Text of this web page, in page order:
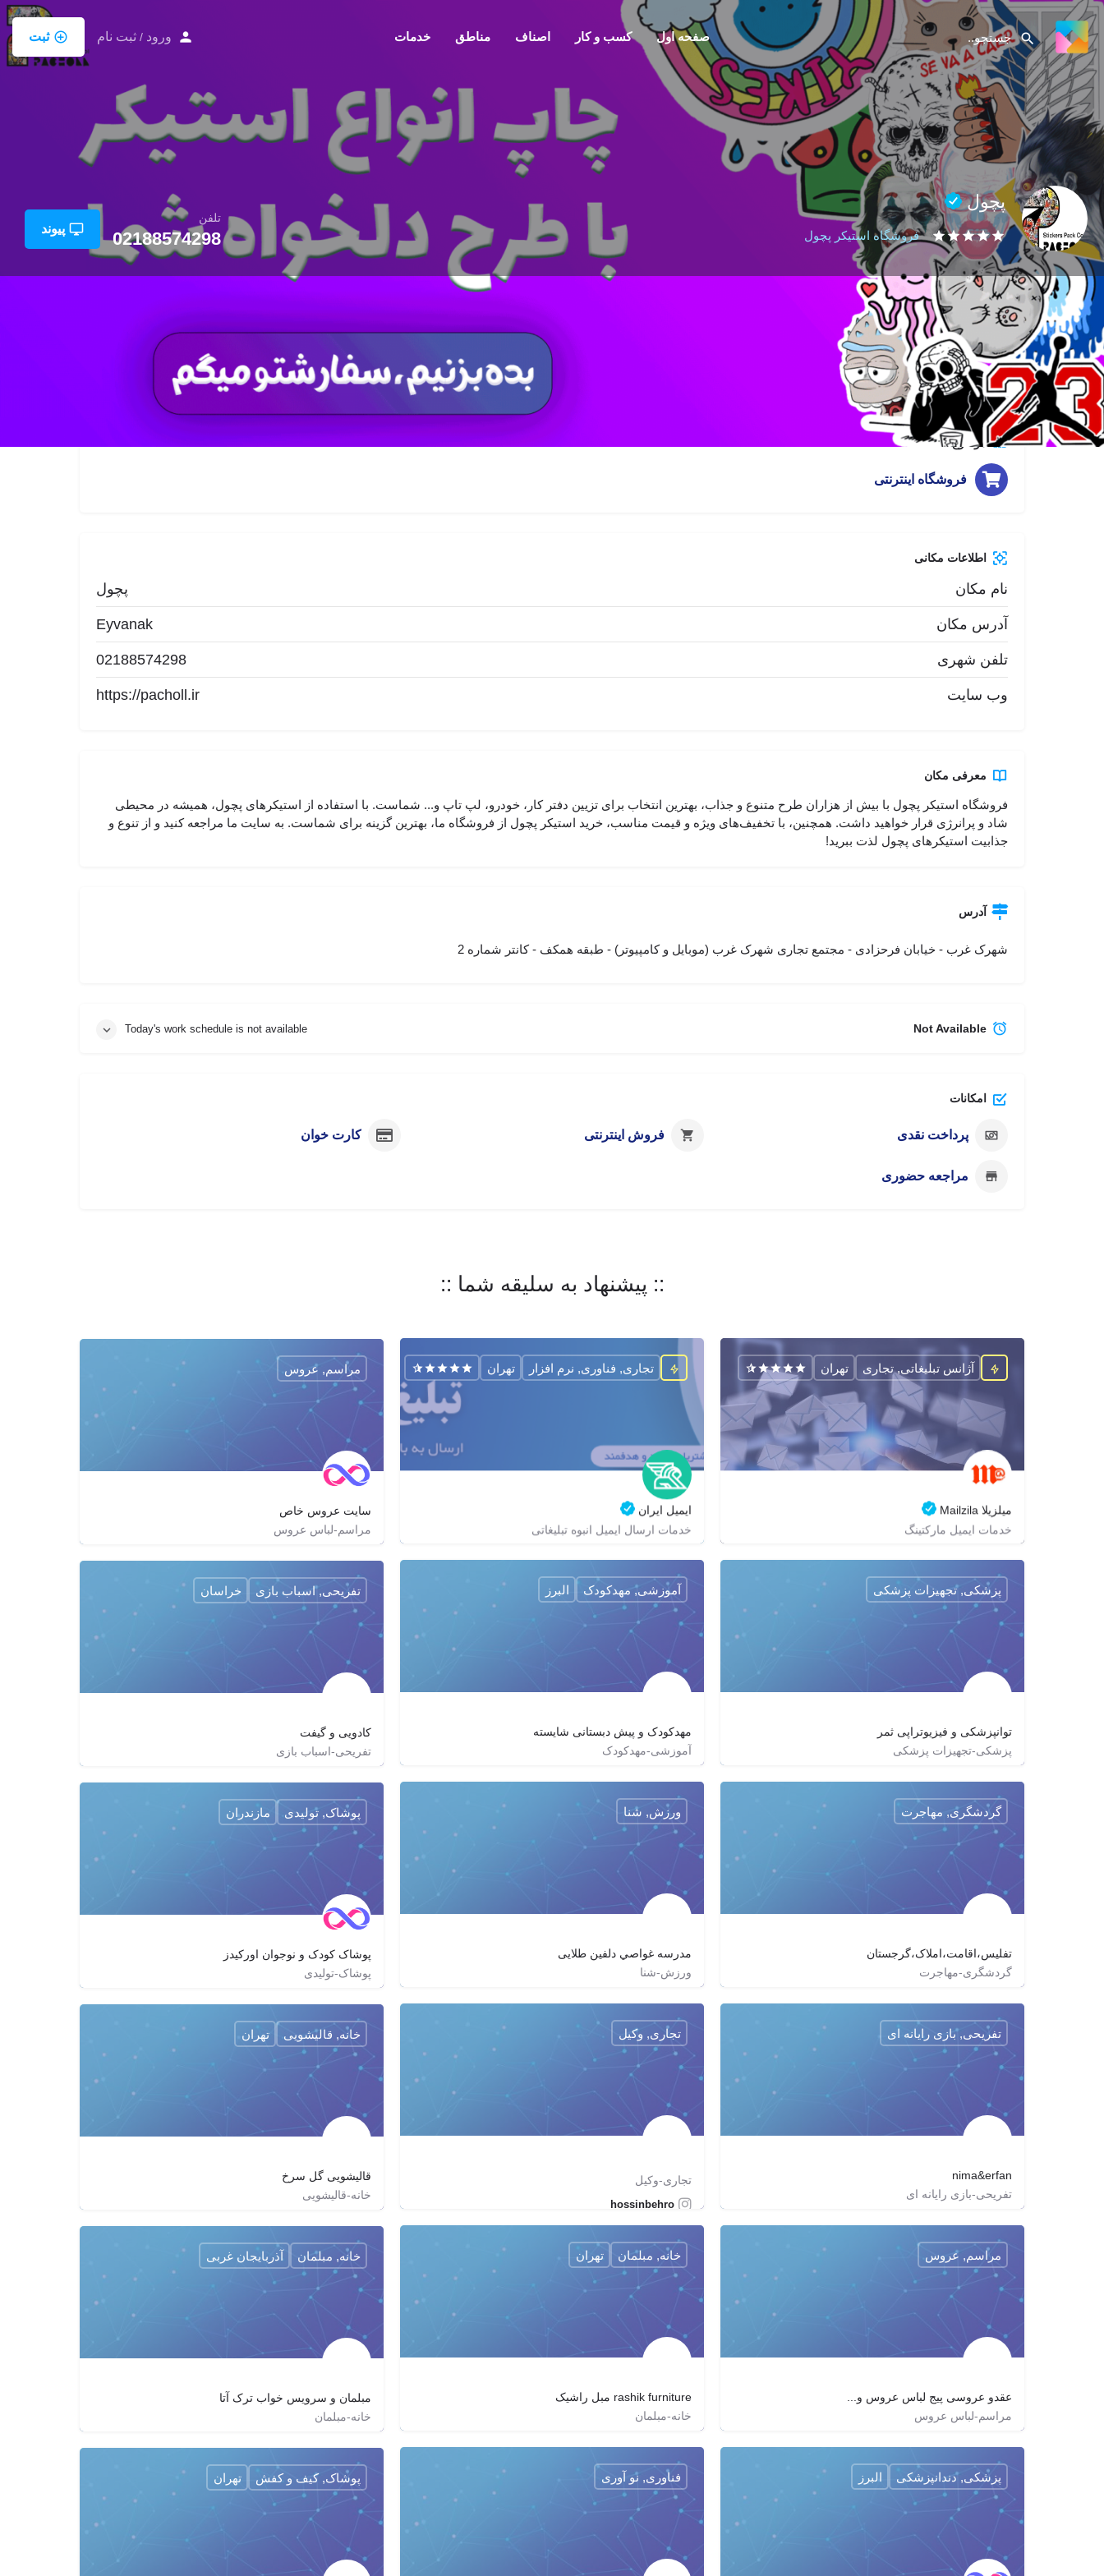
صفحه اول کسب و کار اصناف مناطق خدمات ورود / ثبت نام ثبت
پچول
فروشگاه استیکر پچول
تلفن
02188574298 پیوند
وب سایت امتیازات ذخیره اشتراک گزارش
موضوع
فروشگاه اینترنتی
اطلاعات مکانی
نام مکان پچول
آدرس مکان Eyvanak
تلفن شهری 02188574298
وب سایت https://pacholl.ir
معرفی مکان
فروشگاه استیکر پچول با بیش از هزاران طرح متنوع و جذاب، بهترین انتخاب برای تزیین دفتر کار، خودرو، لپ تاپ و... شماست. با استفاده از استیکرهای پچول، همیشه در محیطی
شاد و پرانرژی قرار خواهید داشت. همچنین، با تخفیف‌های ویژه و قیمت مناسب، خرید استیکر پچول از فروشگاه ما، بهترین گزینه برای شماست. به سایت ما مراجعه کنید و از تنوع و
جذابیت استیکرهای پچول لذت ببرید!
آدرس
شهرک غرب - خیابان فرحزادی - مجتمع تجاری شهرک غرب (موبایل و کامپیوتر) - طبقه همکف - کانتر شماره 2
Not Available
Today's work schedule is not available
امکانات
پرداخت نقدی فروش اینترنتی کارت خوان
مراجعه حضوری
:: پیشنهاد به سلیقه شما ::
میلزیلا Mailzila
خدمات ایمیل مارکتینگ
https://mailzila.com
آژانس تبلیغاتی, تجاری تهران
ایمیل ایران
خدمات ارسال ایمیل انبوه تبلیغاتی
https://email-iran.com/
تجاری, فناوری, نرم افزار تهران
سایت عروس خاص
مراسم-لباس عروس
مراسم, عروس
توانپزشکی و فیزیوتراپی ثمر
پزشکی-تجهیزات پزشکی
پزشکی, تجهیزات پزشکی
مهدکودک و پیش دبستانی شایسته
آموزشی-مهدکودک
آموزشی, مهدکودک البرز
کادویی و گیفت
تفریحی-اسباب بازی
تفریحی, اسباب بازی خراسان
تفلیس،اقامت،املاک،گرجستان
گردشگری-مهاجرت
گردشگری, مهاجرت
مدرسه غواصي دلفين طلايى
ورزش-شنا
ورزش, شنا
پوشاک کودک و نوجوان اورکیدز
پوشاک-تولیدی
http://overkidsir.com
پوشاک, تولیدی مازندران
nima&erfan
تفریحی-بازی رایانه ای
تفریحی, بازی رایانه ای
تجاری-وکیل
hossinbehro
تجاری, وکیل
قالیشویی گل سرخ
خانه-قالیشویی
خانه, قالیشویی تهران
عقدو عروسی پیج لباس عروس و...
مراسم-لباس عروس
مراسم, عروس
rashik furniture مبل راشیک
خانه-مبلمان
http://rashik.co
خانه, مبلمان تهران
مبلمان و سرویس خواب ترک آتا
خانه-مبلمان
خانه, مبلمان آذربایجان غربی
پزشکی, دندانپزشکی البرز فناوری, نو آوری پوشاک, کیف و کفش تهران